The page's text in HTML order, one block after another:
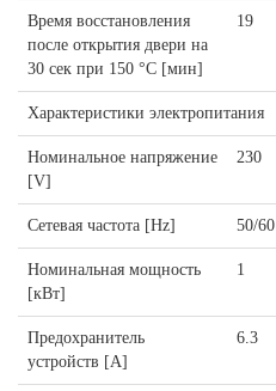
Время восстановления
после открытия двери на
30 сек при 150 °C [мин]
19
Характеристики электропитания
Номинальное напряжение
[V]
230
Сетевая частота [Hz] 50/60
Номинальная мощность
[кВт]
1
Предохранитель
устройств [A]
6.3